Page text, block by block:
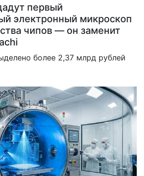
первый
электронный микроскоп
чипов — он заменит
более 2,37 млрд рублей